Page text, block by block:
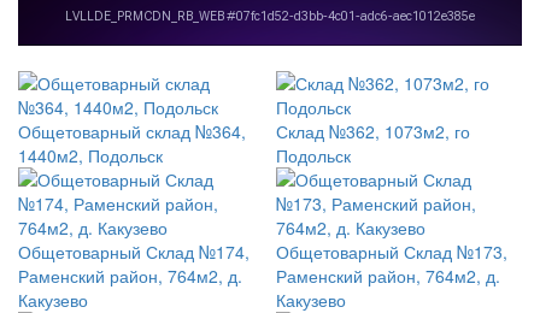
Общетоварный склад №364,
1440м2, Подольск
Склад №362, 1073м2, го
Подольск
Общетоварный Склад №174,
Раменский район, 764м2, д.
Какузево
Общетоварный Склад №173,
Раменский район, 764м2, д.
Какузево